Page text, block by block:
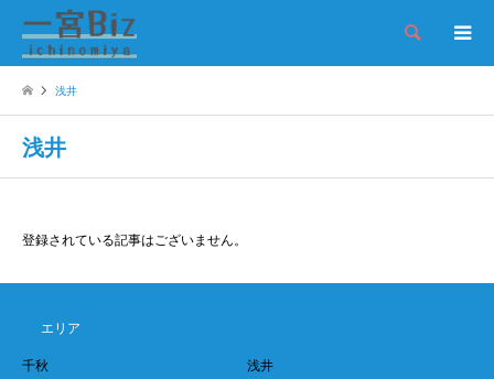
検索
浅井
浅井
登録されている記事はございません。
エリア
千秋
浅井